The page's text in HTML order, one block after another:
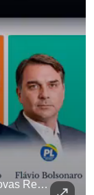
Romeu Zema Critica Lula E Defende Novas Regras Para O STF. #OAntagonista